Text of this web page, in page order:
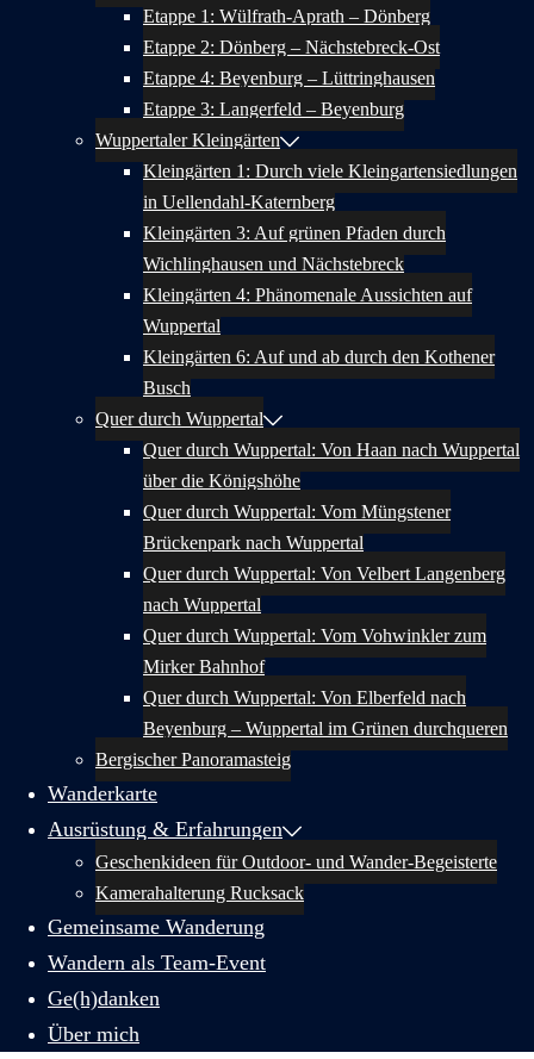
Etappe 1: Wülfrath-Aprath – Dönberg
Etappe 2: Dönberg – Nächstebreck-Ost
Etappe 4: Beyenburg – Lüttringhausen
Etappe 3: Langerfeld – Beyenburg
Wuppertaler Kleingärten
Kleingärten 1: Durch viele Kleingartensiedlungen
in Uellendahl-Katernberg
Kleingärten 3: Auf grünen Pfaden durch
Wichlinghausen und Nächstebreck
Kleingärten 4: Phänomenale Aussichten auf
Wuppertal
Kleingärten 6: Auf und ab durch den Kothener
Busch
Quer durch Wuppertal
Quer durch Wuppertal: Von Haan nach Wuppertal
über die Königshöhe
Quer durch Wuppertal: Vom Müngstener
Brückenpark nach Wuppertal
Quer durch Wuppertal: Von Velbert Langenberg
nach Wuppertal
Quer durch Wuppertal: Vom Vohwinkler zum
Mirker Bahnhof
Quer durch Wuppertal: Von Elberfeld nach
Beyenburg – Wuppertal im Grünen durchqueren
Bergischer Panoramasteig
Wanderkarte
Ausrüstung & Erfahrungen
Geschenkideen für Outdoor- und Wander-Begeisterte
Kamerahalterung Rucksack
Gemeinsame Wanderung
Wandern als Team-Event
Ge(h)danken
Über mich